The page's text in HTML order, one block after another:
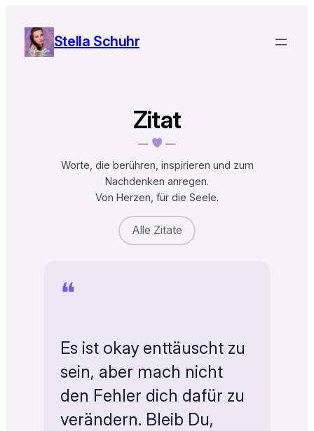
Inhalt
springen
Stella Schuhr
Zitat
—
—
Worte, die berühren, inspirieren und zum
Nachdenken anregen.
Von Herzen, für die Seele.
Alle Zitate
❝
Es ist okay enttäuscht zu
sein, aber mach nicht
den Fehler dich dafür zu
verändern. Bleib Du,